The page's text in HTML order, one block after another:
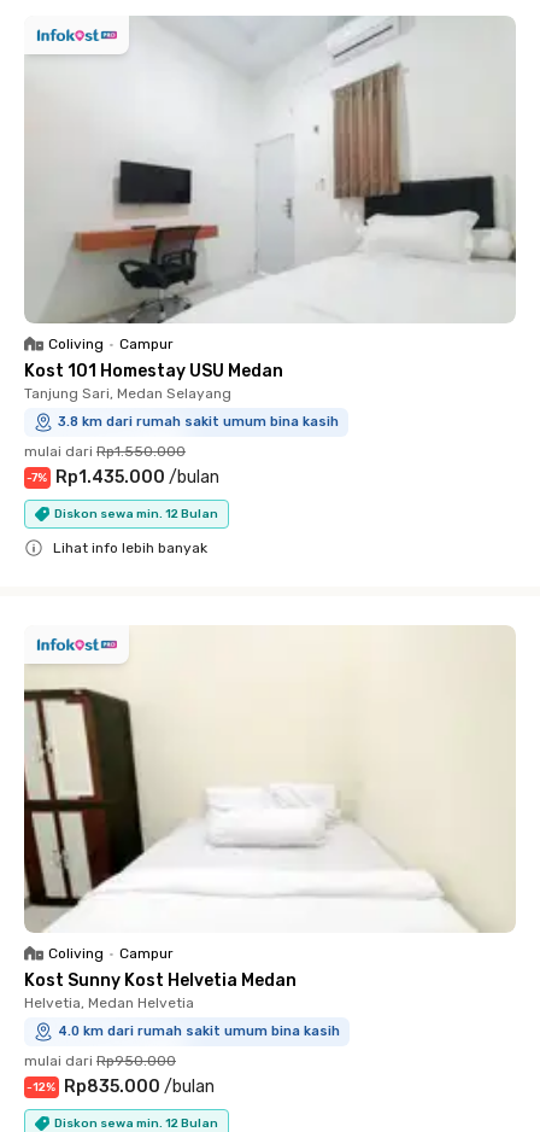
Coliving • Campur
Kost 101 Homestay USU Medan
Tanjung Sari, Medan Selayang
3.8 km dari rumah sakit umum bina kasih
mulai dari Rp1.550.000
-7% Rp1.435.000 /bulan
Diskon sewa min. 12 Bulan
Lihat info lebih banyak
Coliving • Campur
Kost Sunny Kost Helvetia Medan
Helvetia, Medan Helvetia
4.0 km dari rumah sakit umum bina kasih
mulai dari Rp950.000
-12% Rp835.000 /bulan
Diskon sewa min. 12 Bulan